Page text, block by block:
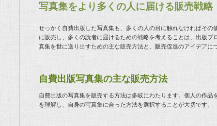
写真集をより多くの人に届ける販売戦略
せっかく自費出版した写真集も、多くの人の目に触れなければそ
に販売し、多くの読者に届けるための戦略を考えることは、出版
真集を世に送り出すための主な販売方法と、販売促進のアイデアに
自費出版写真集の主な販売方法
自費出版の写真集を販売する方法は多岐にわたります。個人の作
を理解し、自身の写真集に合った方法を選択することが大切です。